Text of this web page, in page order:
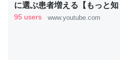
ウチもEchoを実家に置いて４
ちぼちRingも置こうかと画策
位置情報を共有してる。電池
に選ぶ患者増える【もっと知
い！】【グッド！モーニング
95 users www.youtube.com